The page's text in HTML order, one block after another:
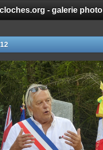
- galerie photo